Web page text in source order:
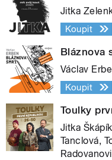
Jitka
Koupit
Bláznova
Václav
Koupit
Toulky
Jitka
Tanclová,